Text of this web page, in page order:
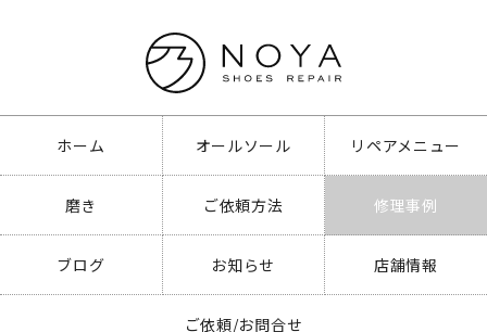
ホーム オールソール リペアメニュー
磨き ご依頼方法 修理事例
ブログ お知らせ 店舗情報
ご依頼/お問合せ